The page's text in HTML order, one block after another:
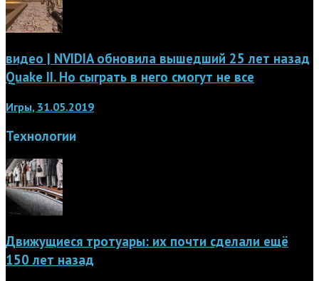
видео | NVIDIA обновила вышедший 25 лет назад
Quake II. Но сыграть в него смогут не все
Игры, 31.05.2019
Технологии
Движущиеся тротуары: их почти сделали ещё
150 лет назад